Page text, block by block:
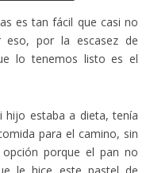
es tan fácil que casi no
eso, por la escasez de
lo tenemos listo es el
hijo estaba a dieta, tenía
para el camino, sin
porque el pan no